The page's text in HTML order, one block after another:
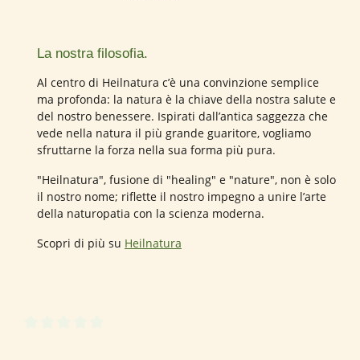
La nostra filosofia.
Al centro di Heilnatura c’è una convinzione semplice
ma profonda: la natura è la chiave della nostra salute e
del nostro benessere. Ispirati dall’antica saggezza che
vede nella natura il più grande guaritore, vogliamo
sfruttarne la forza nella sua forma più pura.
"Heilnatura", fusione di "healing" e "nature", non è solo
il nostro nome; riflette il nostro impegno a unire l’arte
della naturopatia con la scienza moderna.
Scopri di più su Heilnatura